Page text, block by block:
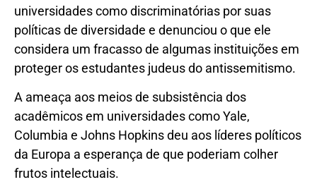
universidades como discriminatórias por suas
políticas de diversidade e denunciou o que ele
considera um fracasso de algumas instituições em
proteger os estudantes judeus do antissemitismo.
A ameaça aos meios de subsistência dos
acadêmicos em universidades como Yale,
Columbia e Johns Hopkins deu aos líderes políticos
da Europa a esperança de que poderiam colher
frutos intelectuais.